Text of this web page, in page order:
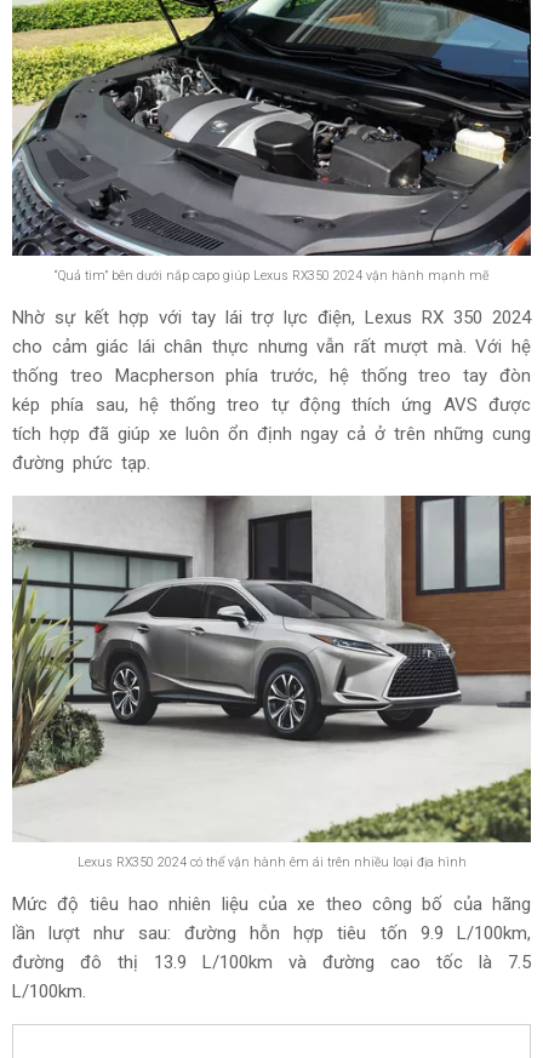
“Quả tim” bên dưới nắp capo giúp Lexus RX350 2024 vận hành mạnh mẽ
Nhờ sự kết hợp với tay lái trợ lực điện, Lexus RX 350 2024
cho cảm giác lái chân thực nhưng vẫn rất mượt mà. Với hệ
thống treo Macpherson phía trước, hệ thống treo tay đòn
kép phía sau, hệ thống treo tự động thích ứng AVS được
tích hợp đã giúp xe luôn ổn định ngay cả ở trên những cung
đường phức tạp.
Lexus RX350 2024 có thể vận hành êm ái trên nhiều loại địa hình
Mức độ tiêu hao nhiên liệu của xe theo công bố của hãng
lần lượt như sau: đường hỗn hợp tiêu tốn 9.9 L/100km,
đường đô thị 13.9 L/100km và đường cao tốc là 7.5
L/100km.